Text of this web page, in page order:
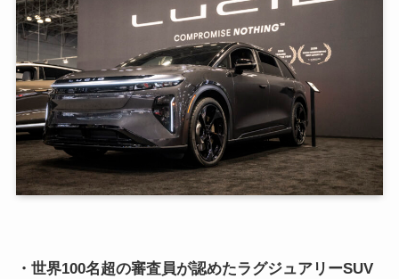
・世界100名超の審査員が認めたラグジュアリーSUV